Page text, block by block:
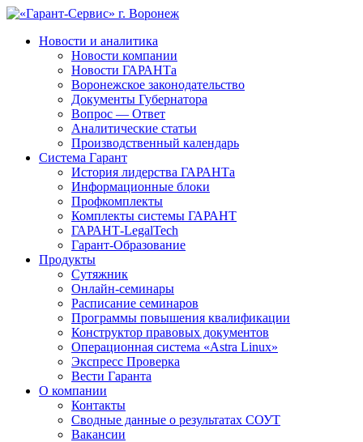
Новости и аналитика
Новости компании
Новости ГАРАНТа
Воронежское законодательство
Документы Губернатора
Вопрос — Ответ
Аналитические статьи
Производственный календарь
Система Гарант
История лидерства ГАРАНТа
Информационные блоки
Профкомплекты
Комплекты системы ГАРАНТ
ГАРАНТ-LegalTech
Гарант-Образование
Продукты
Сутяжник
Онлайн-семинары
Расписание семинаров
Программы повышения квалификации
Конструктор правовых документов
Операционная система «Astra Linux»
Экспресс Проверка
Вести Гаранта
О компании
Контакты
Сводные данные о результатах СОУТ
Вакансии